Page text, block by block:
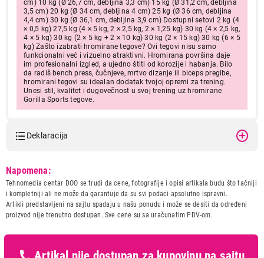
cm) 10 kg (Ø 26,7 cm, debljina 3,3 cm) 15 kg (Ø 31,2 cm, debljina
3,5 cm) 20 kg (Ø 34 cm, debljina 4 cm) 25 kg (Ø 36 cm, debljina
4,4 cm) 30 kg (Ø 36,1 cm, debljina 3,9 cm) Dostupni setovi 2 kg (4
× 0,5 kg) 27,5 kg (4 × 5 kg, 2 × 2,5 kg, 2 × 1,25 kg) 30 kg (4 × 2,5 kg,
4 × 5 kg) 30 kg (2 × 5 kg + 2 × 10 kg) 30 kg (2 × 15 kg) 30 kg (6 × 5
kg) Zašto izabrati hromirane tegove? Ovi tegovi nisu samo
funkcionalni već i vizuelno atraktivni. Hromirana površina daje
im profesionalni izgled, a ujedno štiti od korozije i habanja. Bilo
da radiš bench press, čučnjeve, mrtvo dizanje ili biceps pregibe,
hromirani tegovi su idealan dodatak tvojoj opremi za trening.
Unesi stil, kvalitet i dugovečnost u svoj trening uz hromirane
Gorilla Sports tegove.
Deklaracija
Naziv i vrsta robe:
FITNES OPREMA
Uvoznik:
Gorilla Sports DOO
Zemlja porekla:
Kina
Prava potrošača:
Zagarantovana sva prava
zaštiti potrošača
Napomena:
Tehnomedia centar DOO se trudi da cene, fotografije i opisi artikala budu što tačniji
i kompletniji ali ne može da garantuje da su svi podaci apsolutno ispravni.
Artikli predstavljeni na sajtu spadaju u našu ponudu i može se desiti da određeni
proizvod nije trenutno dostupan. Sve cene su sa uračunatim PDV-om.